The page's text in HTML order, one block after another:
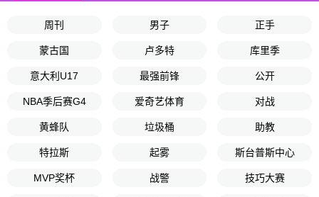
周刊 男子 正手
蒙古国 卢多特 库里季
意大利U17 最强前锋 公开
NBA季后赛G4 爱奇艺体育 对战
黄蜂队 垃圾桶 助教
特拉斯 起雾 斯台普斯中心
MVP奖杯 战警 技巧大赛